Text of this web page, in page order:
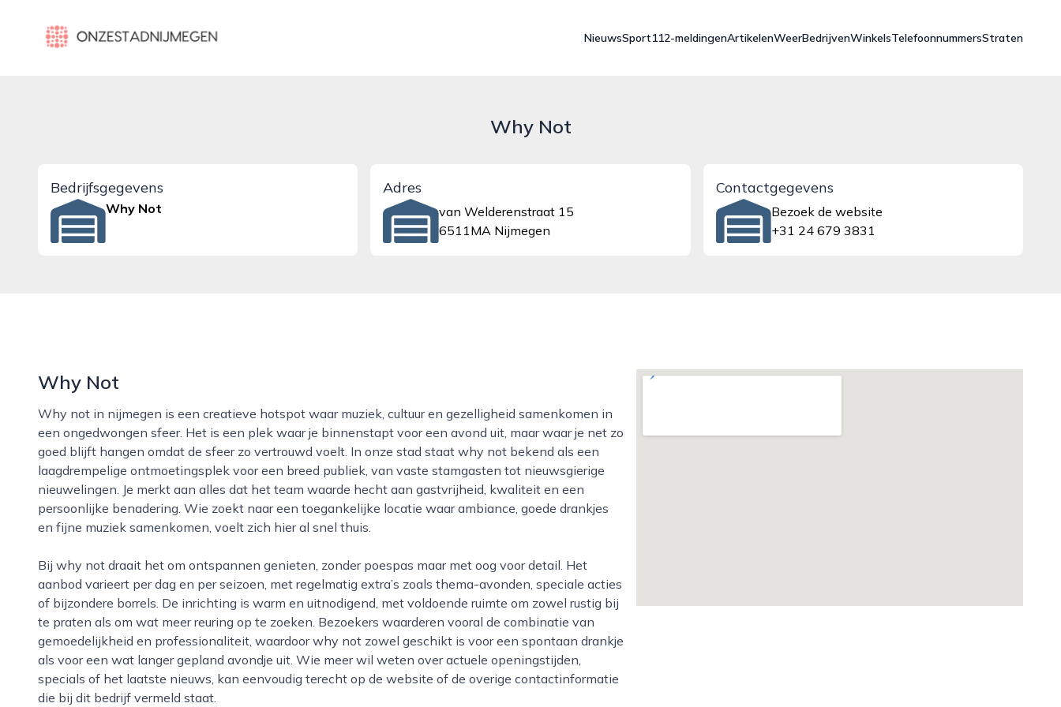
onzestadnijmegen.nl
NieuwsSport112-meldingenArtikelenWeerBedrijvenWinkelsTelefoonnummersStraten
Why Not
Bedrijfsgegevens
Why Not
Adres
van Welderenstraat 15
6511MA Nijmegen
Contactgegevens
Bezoek de website
+31 24 679 3831
Why Not
Why not in nijmegen is een creatieve hotspot waar muziek, cultuur en gezelligheid samenkomen in
een ongedwongen sfeer. Het is een plek waar je binnenstapt voor een avond uit, maar waar je net zo
goed blijft hangen omdat de sfeer zo vertrouwd voelt. In onze stad staat why not bekend als een
laagdrempelige ontmoetingsplek voor een breed publiek, van vaste stamgasten tot nieuwsgierige
nieuwelingen. Je merkt aan alles dat het team waarde hecht aan gastvrijheid, kwaliteit en een
persoonlijke benadering. Wie zoekt naar een toegankelijke locatie waar ambiance, goede drankjes
en fijne muziek samenkomen, voelt zich hier al snel thuis.
Bij why not draait het om ontspannen genieten, zonder poespas maar met oog voor detail. Het
aanbod varieert per dag en per seizoen, met regelmatig extra’s zoals thema-avonden, speciale acties
of bijzondere borrels. De inrichting is warm en uitnodigend, met voldoende ruimte om zowel rustig bij
te praten als om wat meer reuring op te zoeken. Bezoekers waarderen vooral de combinatie van
gemoedelijkheid en professionaliteit, waardoor why not zowel geschikt is voor een spontaan drankje
als voor een wat langer gepland avondje uit. Wie meer wil weten over actuele openingstijden,
specials of het laatste nieuws, kan eenvoudig terecht op de website of de overige contactinformatie
die bij dit bedrijf vermeld staat.